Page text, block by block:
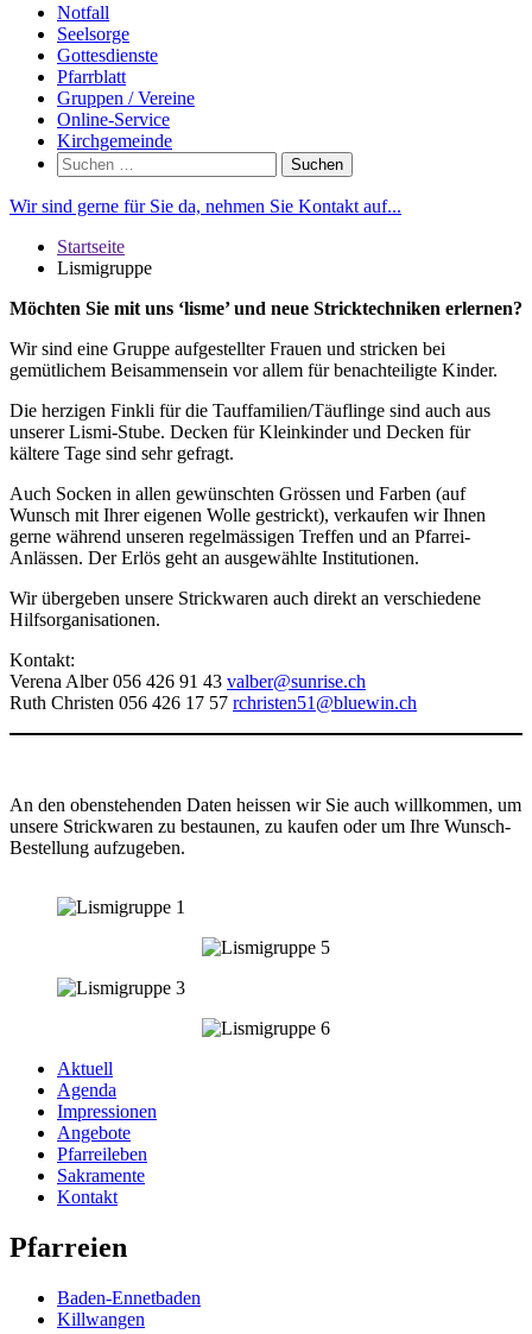
Notfall
Seelsorge
Gottesdienste
Pfarrblatt
Gruppen / Vereine
Online-Service
Kirchgemeinde
Suchen
nach:
Wir sind gerne für Sie da, nehmen Sie Kontakt auf...
Startseite
Lismigruppe
Möchten Sie mit uns ‘lisme’ und neue Stricktechniken erlernen?
Wir sind eine Gruppe aufgestellter Frauen und stricken bei
gemütlichem Beisammensein vor allem für benachteiligte Kinder.
Die herzigen Finkli für die Tauffamilien/Täuflinge sind auch aus
unserer Lismi-Stube. Decken für Kleinkinder und Decken für
kältere Tage sind sehr gefragt.
Auch Socken in allen gewünschten Grössen und Farben (auf
Wunsch mit Ihrer eigenen Wolle gestrickt), verkaufen wir Ihnen
gerne während unseren regelmässigen Treffen und an Pfarrei-
Anlässen. Der Erlös geht an ausgewählte Institutionen.
Wir übergeben unsere Strickwaren auch direkt an verschiedene
Hilfsorganisationen.
Kontakt:
Verena Alber 056 426 91 43 valber@sunrise.ch
Ruth Christen 056 426 17 57 rchristen51@bluewin.ch
An den obenstehenden Daten heissen wir Sie auch willkommen, um
unsere Strickwaren zu bestaunen, zu kaufen oder um Ihre Wunsch-
Bestellung aufzugeben.
Aktuell
Agenda
Impressionen
Angebote
Pfarreileben
Sakramente
Kontakt
Pfarreien
Baden-Ennetbaden
Killwangen